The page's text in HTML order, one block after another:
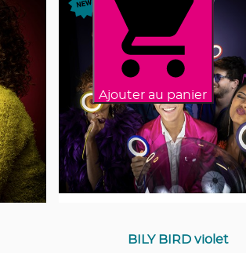
Ajouter au panier
BILY BIRD violet